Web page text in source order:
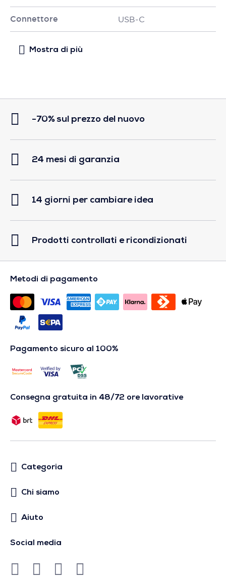
Connettore USB-C
-70% sul prezzo del nuovo
24 mesi di garanzia
14 giorni per cambiare idea
Prodotti controllati e ricondizionati
Metodi di pagamento
Pagamento sicuro al 100%
Consegna gratuita in 48/72 ore lavorative
Categoria
Chi siamo
Aiuto
Social media